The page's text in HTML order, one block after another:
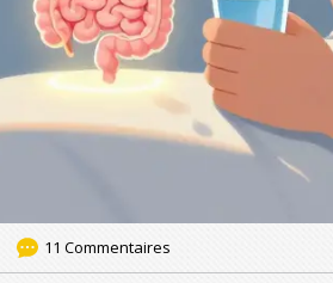
11 Commentaires